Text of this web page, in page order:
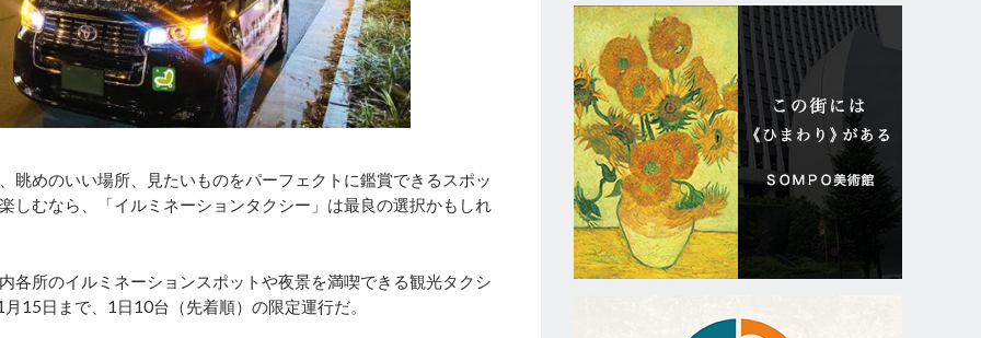
めのいい場所、見たいものをパーフェクトに鑑賞できるスポッ
しむなら、「イルミネーションタクシー」は最良の選択かもしれ
所のイルミネーションスポットや夜景を満喫できる観光タクシ
15日まで、1日10台（先着順）の限定運行だ。